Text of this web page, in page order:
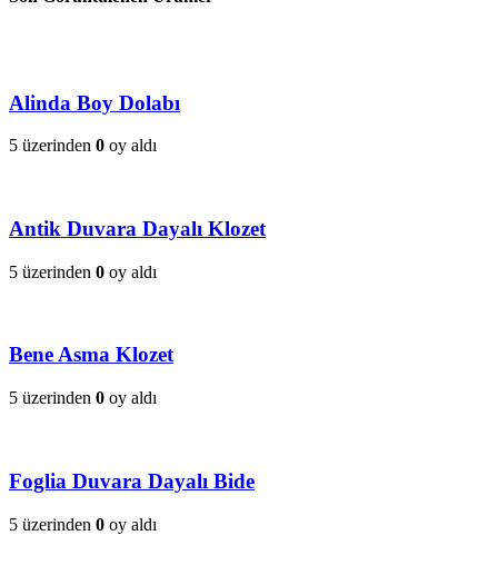
Alinda Boy Dolabı
5 üzerinden 0 oy aldı
Antik Duvara Dayalı Klozet
5 üzerinden 0 oy aldı
Bene Asma Klozet
5 üzerinden 0 oy aldı
Foglia Duvara Dayalı Bide
5 üzerinden 0 oy aldı